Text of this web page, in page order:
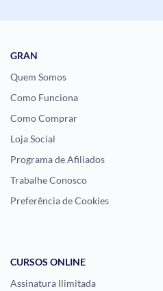
GRAN
Quem Somos
Como Funciona
Como Comprar
Loja Social
Programa de Afiliados
Trabalhe Conosco
Preferência de Cookies
CURSOS ONLINE
Assinatura Ilimitada